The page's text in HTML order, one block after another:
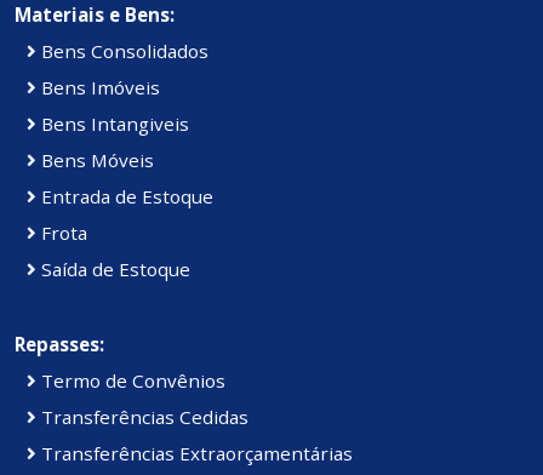
Materiais e Bens:
Bens Consolidados
Bens Imóveis
Bens Intangiveis
Bens Móveis
Entrada de Estoque
Frota
Saída de Estoque
Repasses:
Termo de Convênios
Transferências Cedidas
Transferências Extraorçamentárias